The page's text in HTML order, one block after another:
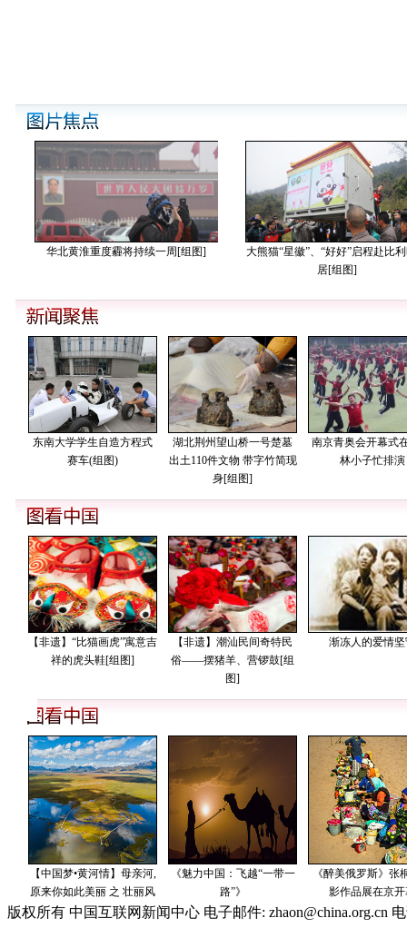
版权所有 中国互联网新闻中心 电子邮件: zhaon@china.org.cn